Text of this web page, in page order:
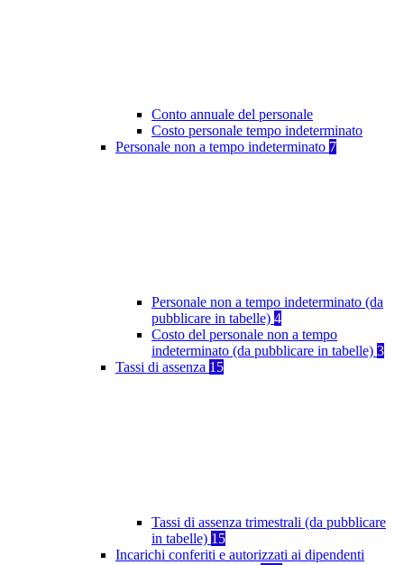
Conto annuale del personale
Costo personale tempo indeterminato
Personale non a tempo indeterminato 7
Personale non a tempo indeterminato (da
pubblicare in tabelle) 4
Costo del personale non a tempo
indeterminato (da pubblicare in tabelle) 3
Tassi di assenza 15
Tassi di assenza trimestrali (da pubblicare
in tabelle) 15
Incarichi conferiti e autorizzati ai dipendenti